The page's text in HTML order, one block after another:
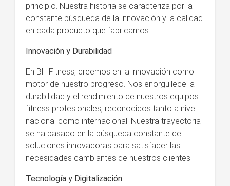
principio. Nuestra historia se caracteriza por la
constante búsqueda de la innovación y la calidad
en cada producto que fabricamos.
Innovación y Durabilidad
En BH Fitness, creemos en la innovación como
motor de nuestro progreso. Nos enorgullece la
durabilidad y el rendimiento de nuestros equipos
fitness profesionales, reconocidos tanto a nivel
nacional como internacional. Nuestra trayectoria
se ha basado en la búsqueda constante de
soluciones innovadoras para satisfacer las
necesidades cambiantes de nuestros clientes.
Tecnología y Digitalización